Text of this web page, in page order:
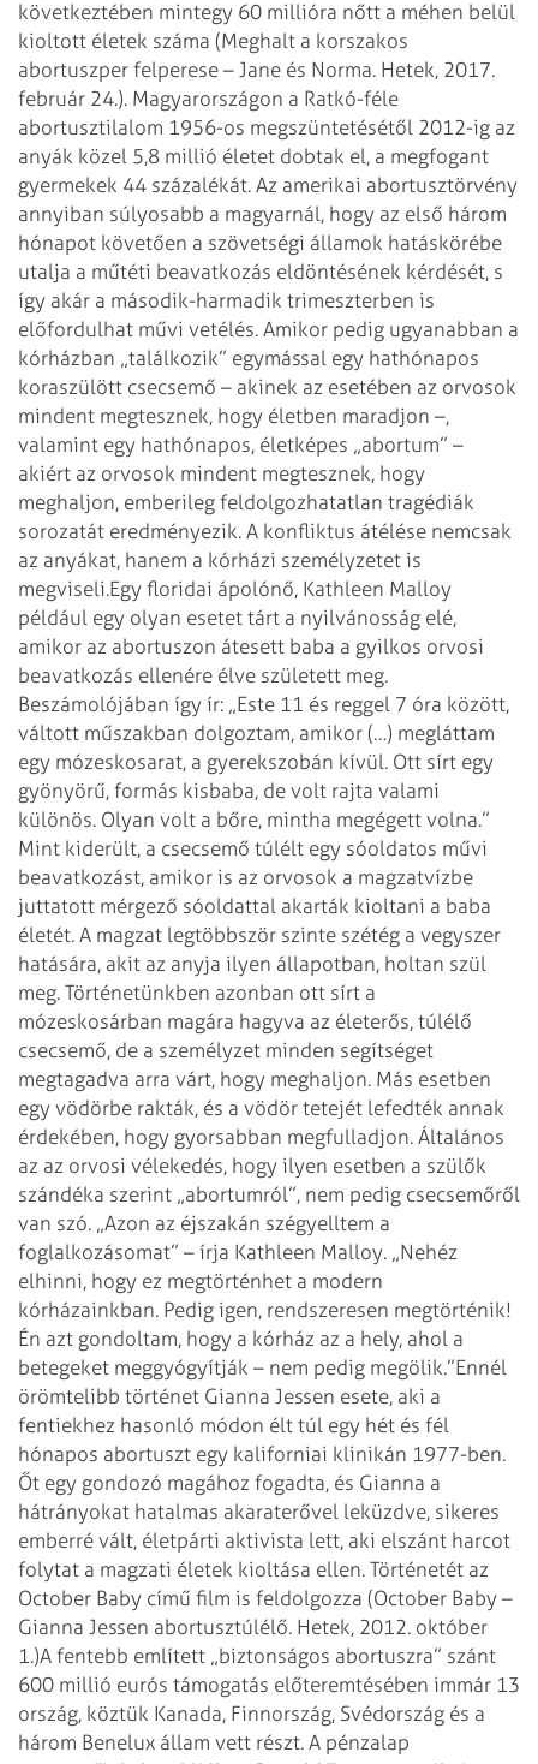
következtében mintegy 60 millióra nőtt a méhen belül
kioltott életek száma (Meghalt a korszakos
abortuszper felperese – Jane és Norma. Hetek, 2017.
február 24.). Magyarországon a Ratkó-féle
abortusztilalom 1956-os megszüntetésétől 2012-ig az
anyák közel 5,8 millió életet dobtak el, a megfogant
gyermekek 44 százalékát. Az amerikai abortusztörvény
annyiban súlyosabb a magyarnál, hogy az első három
hónapot követően a szövetségi államok hatáskörébe
utalja a műtéti beavatkozás eldöntésének kérdését, s
így akár a második-harmadik trimeszterben is
előfordulhat művi vetélés. Amikor pedig ugyanabban a
kórházban „találkozik” egymással egy hathónapos
koraszülött csecsemő – akinek az esetében az orvosok
mindent megtesznek, hogy életben maradjon –,
valamint egy hathónapos, életképes „abortum” –
akiért az orvosok mindent megtesznek, hogy
meghaljon, emberileg feldolgozhatatlan tragédiák
sorozatát eredményezik. A konfliktus átélése nemcsak
az anyákat, hanem a kórházi személyzetet is
megviseli.Egy floridai ápolónő, Kathleen Malloy
például egy olyan esetet tárt a nyilvánosság elé,
amikor az abortuszon átesett baba a gyilkos orvosi
beavatkozás ellenére élve született meg.
Beszámolójában így ír: „Este 11 és reggel 7 óra között,
váltott műszakban dolgoztam, amikor (…) megláttam
egy mózeskosarat, a gyerekszobán kívül. Ott sírt egy
gyönyörű, formás kisbaba, de volt rajta valami
különös. Olyan volt a bőre, mintha megégett volna.”
Mint kiderült, a csecsemő túlélt egy sóoldatos művi
beavatkozást, amikor is az orvosok a magzatvízbe
juttatott mérgező sóoldattal akarták kioltani a baba
életét. A magzat legtöbbször szinte szétég a vegyszer
hatására, akit az anyja ilyen állapotban, holtan szül
meg. Történetünkben azonban ott sírt a
mózeskosárban magára hagyva az életerős, túlélő
csecsemő, de a személyzet minden segítséget
megtagadva arra várt, hogy meghaljon. Más esetben
egy vödörbe rakták, és a vödör tetejét lefedték annak
érdekében, hogy gyorsabban megfulladjon. Általános
az az orvosi vélekedés, hogy ilyen esetben a szülők
szándéka szerint „abortumról”, nem pedig csecsemőről
van szó. „Azon az éjszakán szégyelltem a
foglalkozásomat” – írja Kathleen Malloy. „Nehéz
elhinni, hogy ez megtörténhet a modern
kórházainkban. Pedig igen, rendszeresen megtörténik!
Én azt gondoltam, hogy a kórház az a hely, ahol a
betegeket meggyógyítják – nem pedig megölik.”Ennél
örömtelibb történet Gianna Jessen esete, aki a
fentiekhez hasonló módon élt túl egy hét és fél
hónapos abortuszt egy kaliforniai klinikán 1977-ben.
Őt egy gondozó magához fogadta, és Gianna a
hátrányokat hatalmas akaraterővel leküzdve, sikeres
emberré vált, életpárti aktivista lett, aki elszánt harcot
folytat a magzati életek kioltása ellen. Történetét az
October Baby című film is feldolgozza (October Baby –
Gianna Jessen abortusztúlélő. Hetek, 2012. október
1.)A fentebb említett „biztonságos abortuszra” szánt
600 millió eurós támogatás előteremtésében immár 13
ország, köztük Kanada, Finnország, Svédország és a
három Benelux állam vett részt. A pénzalap